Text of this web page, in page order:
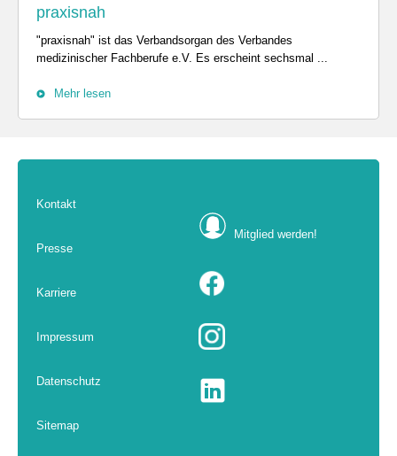
praxisnah
"praxisnah" ist das Verbandsorgan des Verbandes
medizinischer Fachberufe e.V. Es erscheint sechsmal ...
Mehr lesen
Kontakt
Presse
Karriere
Impressum
Datenschutz
Sitemap
Mitglied werden!